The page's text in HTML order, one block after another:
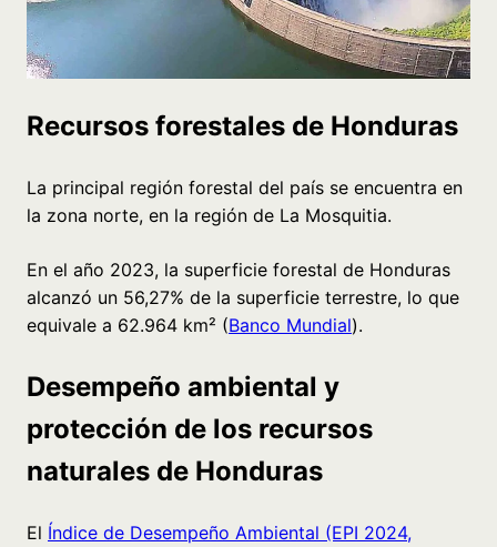
Recursos forestales de Honduras
La principal región forestal del país se encuentra en
la zona norte, en la región de La Mosquitia.
En el año 2023, la superficie forestal de Honduras
alcanzó un 56,27% de la superficie terrestre, lo que
equivale a 62.964 km² (Banco Mundial).
Desempeño ambiental y
protección de los recursos
naturales de Honduras
El Índice de Desempeño Ambiental (EPI 2024,